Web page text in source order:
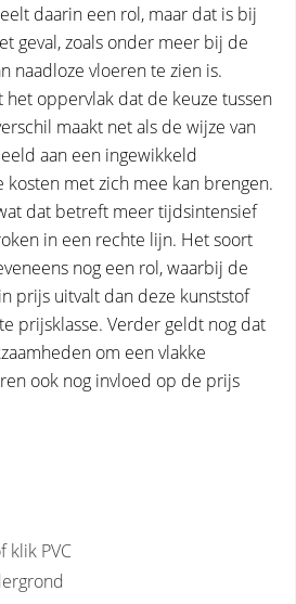
daarin een rol, maar dat is bij
geval, zoals onder meer bij de
naadloze vloeren te zien is.
het oppervlak dat de keuze tussen
maakt net als de wijze van
aan een ingewikkeld
met zich mee kan brengen.
dat betreft meer tijdsintensief
in een rechte lijn. Het soort
nog een rol, waarbij de
prijs uitvalt dan deze kunststof
prijsklasse. Verder geldt nog dat
om een vlakke
ook nog invloed op de prijs
klik PVC